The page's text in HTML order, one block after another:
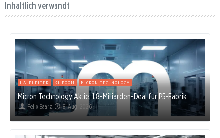
Inhaltlich verwandt
HALBLEITER KI-BOOM MICRON TECHNOLOGY
Micron Technology Aktie: 1,8-Milliarden-Deal für P5-Fabrik
Felix Baarz 8. Aug. 2026